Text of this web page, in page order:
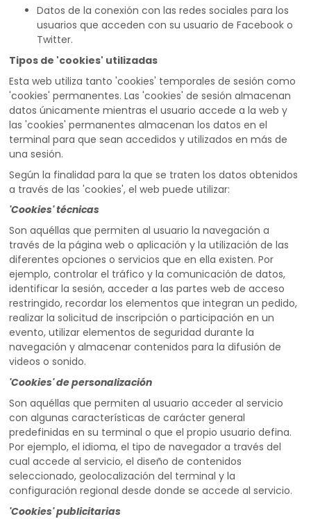
Datos de la conexión con las redes sociales para los
usuarios que acceden con su usuario de Facebook o
Twitter.
Tipos de 'cookies' utilizadas
Esta web utiliza tanto 'cookies' temporales de sesión como
'cookies' permanentes. Las 'cookies' de sesión almacenan
datos únicamente mientras el usuario accede a la web y
las 'cookies' permanentes almacenan los datos en el
terminal para que sean accedidos y utilizados en más de
una sesión.
Según la finalidad para la que se traten los datos obtenidos
a través de las 'cookies', el web puede utilizar:
'Cookies' técnicas
Son aquéllas que permiten al usuario la navegación a
través de la página web o aplicación y la utilización de las
diferentes opciones o servicios que en ella existen. Por
ejemplo, controlar el tráfico y la comunicación de datos,
identificar la sesión, acceder a las partes web de acceso
restringido, recordar los elementos que integran un pedido,
realizar la solicitud de inscripción o participación en un
evento, utilizar elementos de seguridad durante la
navegación y almacenar contenidos para la difusión de
videos o sonido.
'Cookies' de personalización
Son aquéllas que permiten al usuario acceder al servicio
con algunas características de carácter general
predefinidas en su terminal o que el propio usuario defina.
Por ejemplo, el idioma, el tipo de navegador a través del
cual accede al servicio, el diseño de contenidos
seleccionado, geolocalización del terminal y la
configuración regional desde donde se accede al servicio.
'Cookies' publicitarias